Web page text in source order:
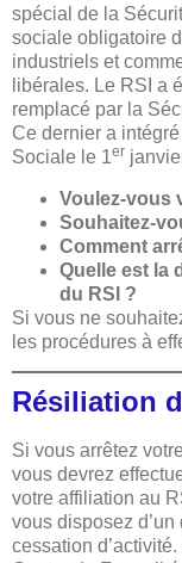
spécial de la
sociale obligatoire
industriels et
libérales. Le RSI a
remplacé par la
Ce dernier a
Sociale le 1er
Voulez-vous
Souhaitez-
Comment
Quelle est la
du RSI ?
Si vous ne
les procédures à
Résiliation
Si vous arrêtez
vous devrez
votre affiliation au
vous disposez
cessation